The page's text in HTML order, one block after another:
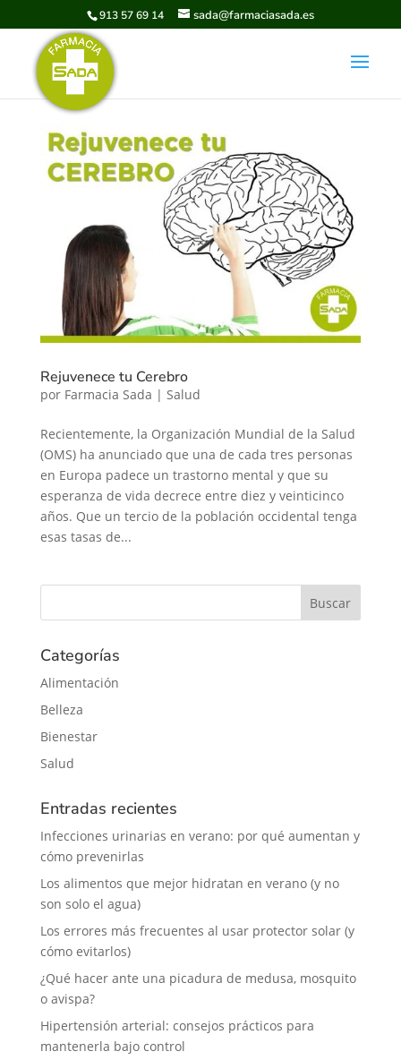
913 57 69 14 sada@farmaciasada.es
Rejuvenece tu Cerebro
por Farmacia Sada | Salud
Recientemente, la Organización Mundial de la Salud
(OMS) ha anunciado que una de cada tres personas
en Europa padece un trastorno mental y que su
esperanza de vida decrece entre diez y veinticinco
años. Que un tercio de la población occidental tenga
esas tasas de...
Categorías
Alimentación
Belleza
Bienestar
Salud
Entradas recientes
Infecciones urinarias en verano: por qué aumentan y
cómo prevenirlas
Los alimentos que mejor hidratan en verano (y no
son solo el agua)
Los errores más frecuentes al usar protector solar (y
cómo evitarlos)
¿Qué hacer ante una picadura de medusa, mosquito
o avispa?
Hipertensión arterial: consejos prácticos para
mantenerla bajo control